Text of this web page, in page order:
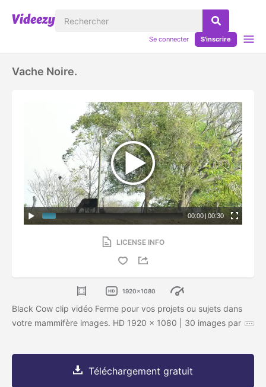
Se connecter S'inscrire
Vache Noire.
00:00 | 00:30
LICENSE INFO
1920x1080
Black Cow clip vidéo Ferme pour vos projets ou sujets dans
votre mammifère images. HD 1920 x 1080 | 30 images par
Téléchargement gratuit